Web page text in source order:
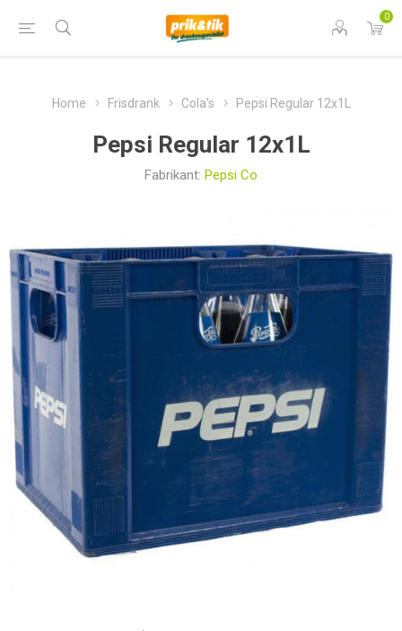
0
Home Frisdrank Cola's Pepsi Regular 12x1L
Pepsi Regular 12x1L
Fabrikant: Pepsi Co